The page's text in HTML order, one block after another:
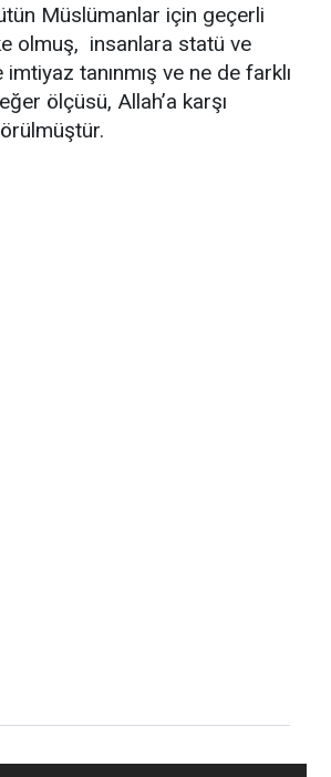
Müslümanlar için geçerli
olmuş, insanlara statü ve
imtiyaz tanınmış ve ne de farklı
ölçüsü, Allah’a karşı